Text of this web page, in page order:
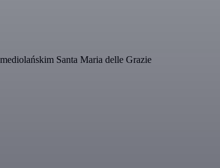
Santa Maria delle Grazie